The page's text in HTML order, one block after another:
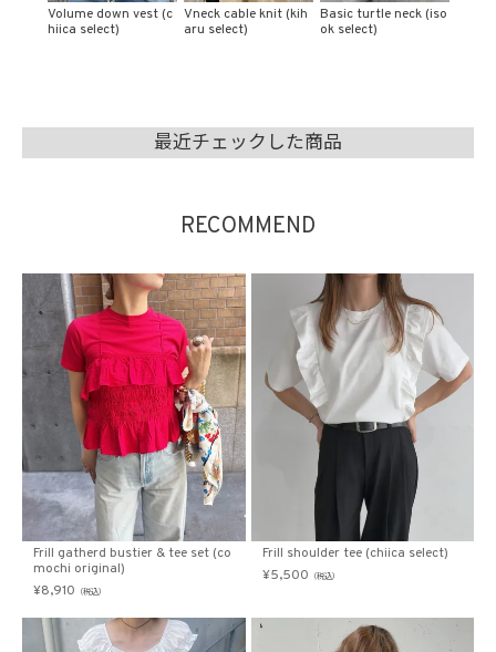
Basic turtle neck (iso
ok select)
Boa collar leather jac
ket (chiica select)
Check oversized shirt
(isook select)
最近チェックした商品
RECOMMEND
Frill gatherd bustier & tee set (co
mochi original)
¥8,910 （税込）
Frill shoulder tee (chiica select)
¥5,500 （税込）